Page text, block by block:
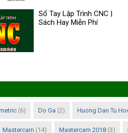
Sổ Tay Lập Trình CNC |
Sách Hay Miễn Phí
(6) Do Ga (2) Huong Dan Tu
Mastercam (14) Mastercam 2018 (3)